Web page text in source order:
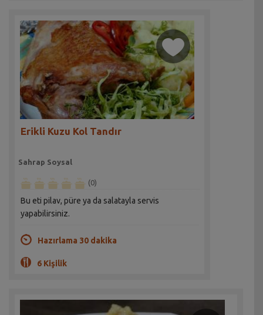
Erikli Kuzu Kol Tandır
Sahrap Soysal
(0)
Bu eti pilav, püre ya da salatayla servis
yapabilirsiniz.
Hazırlama 30 dakika
6 Kişilik